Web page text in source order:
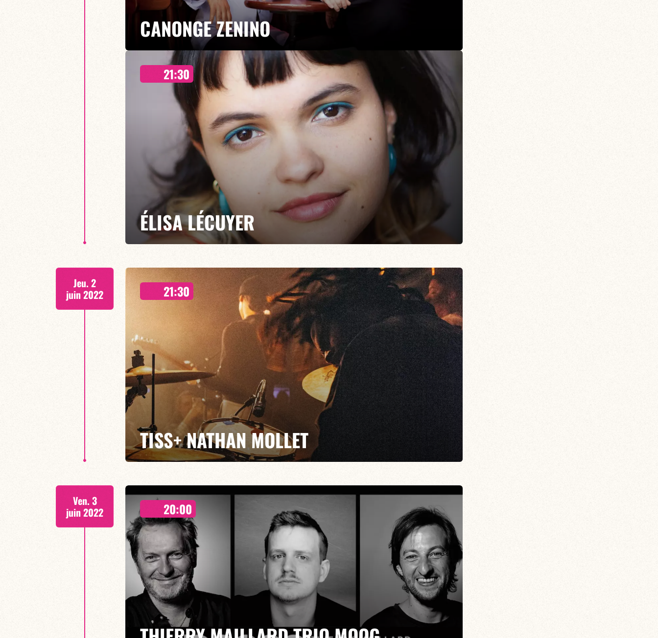
CANONGE ZENINO
Duo Jazz
Une saison en plus au Baiser Salé pour Mario Canonge et Michel Zenino ! Tous les
mercredis à 19h30, rendez vous avec deux incontournables de la rue des Lombards
mais aussi de la scène jazz française. #16 #JazzLegend - Résidence
EN SAVOIR PLUS
21:30
ÉLISA LÉCUYER
"THE SOUND OF MARY POPPINS" spéciale Julie Andrews
Adoratrice inconditionnelle des comédies musicales de toutes les époques, la
chanteuse Elisa Lécuyer fait feu de sa vénération du genre en s’offrant le répertoire de
deux films chers à son cœur : The Sound of Music et Mary Poppins.
EN SAVOIR PLUS
Jeu. 2
juin 2022
21:30
TISS+ NATHAN MOLLET
Sopico, Mayra Andrade, Sebastien Tellier…co-fondateur de Bada-Bada. Il vous convie à
un rendez-vous bimensuel avec des invités qui embrasent l’actualité du jazz, du ra
EN SAVOIR PLUS
Ven. 3
juin 2022
20:00